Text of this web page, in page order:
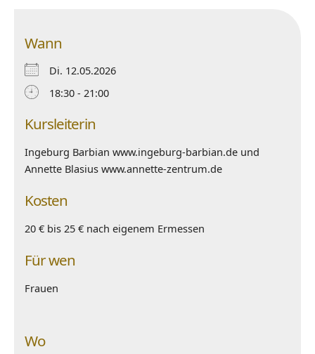
Wann
Di. 12.05.2026
18:30 - 21:00
Kursleiterin
Ingeburg Barbian www.ingeburg-barbian.de und
Annette Blasius www.annette-zentrum.de
Kosten
20 € bis 25 € nach eigenem Ermessen
Für wen
Frauen
Wo